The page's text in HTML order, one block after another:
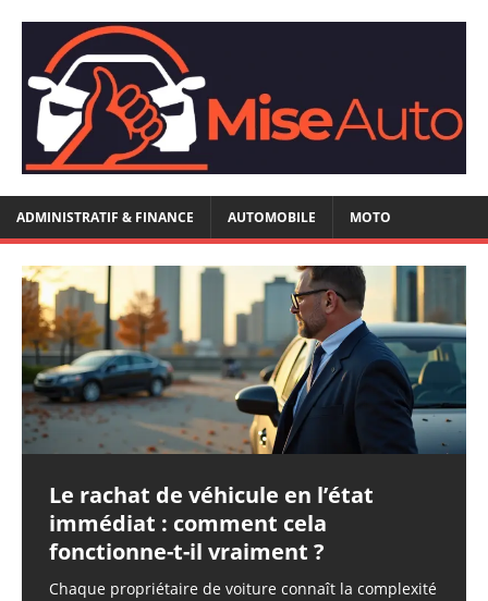
ADMINISTRATIF & FINANCE AUTOMOBILE MOTO
Le rachat de véhicule en l’état
immédiat : comment cela
fonctionne-t-il vraiment ?
Chaque propriétaire de voiture connaît la complexité